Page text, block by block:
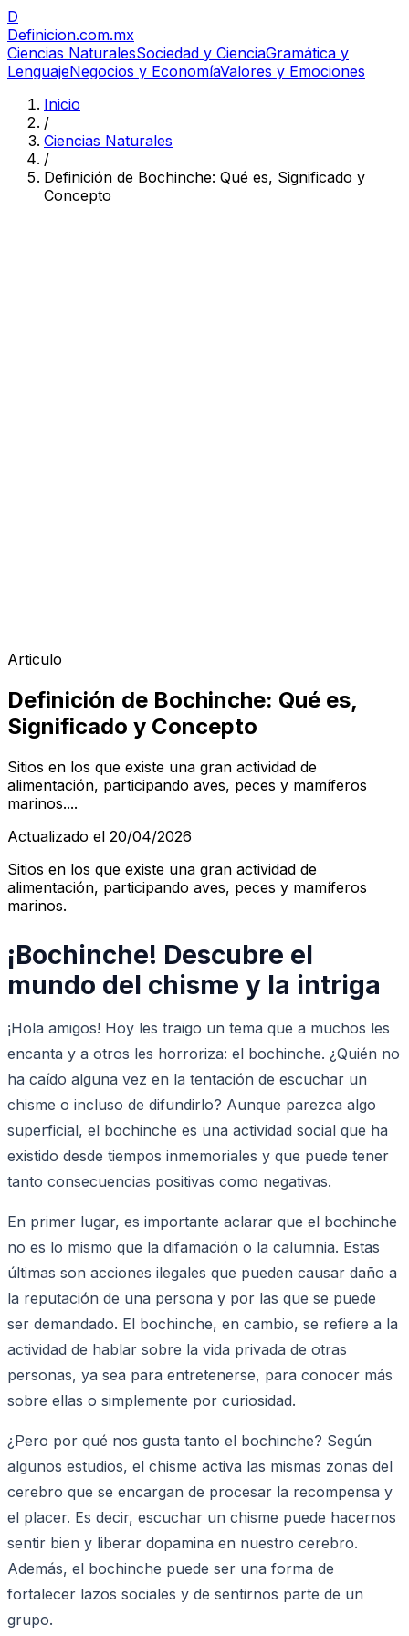
D
Definicion.com.mx
Ciencias NaturalesSociedad y CienciaGramática y
LenguajeNegocios y EconomíaValores y Emociones
Inicio
/
Ciencias Naturales
/
Definición de Bochinche: Qué es, Significado y
Concepto
Articulo
Definición de Bochinche: Qué es,
Significado y Concepto
Sitios en los que existe una gran actividad de
alimentación, participando aves, peces y mamíferos
marinos....
Actualizado el 20/04/2026
Sitios en los que existe una gran actividad de
alimentación, participando aves, peces y mamíferos
marinos.
¡Bochinche! Descubre el
mundo del chisme y la intriga
¡Hola amigos! Hoy les traigo un tema que a muchos les
encanta y a otros les horroriza: el bochinche. ¿Quién no
ha caído alguna vez en la tentación de escuchar un
chisme o incluso de difundirlo? Aunque parezca algo
superficial, el bochinche es una actividad social que ha
existido desde tiempos inmemoriales y que puede tener
tanto consecuencias positivas como negativas.
En primer lugar, es importante aclarar que el bochinche
no es lo mismo que la difamación o la calumnia. Estas
últimas son acciones ilegales que pueden causar daño a
la reputación de una persona y por las que se puede
ser demandado. El bochinche, en cambio, se refiere a la
actividad de hablar sobre la vida privada de otras
personas, ya sea para entretenerse, para conocer más
sobre ellas o simplemente por curiosidad.
¿Pero por qué nos gusta tanto el bochinche? Según
algunos estudios, el chisme activa las mismas zonas del
cerebro que se encargan de procesar la recompensa y
el placer. Es decir, escuchar un chisme puede hacernos
sentir bien y liberar dopamina en nuestro cerebro.
Además, el bochinche puede ser una forma de
fortalecer lazos sociales y de sentirnos parte de un
grupo.